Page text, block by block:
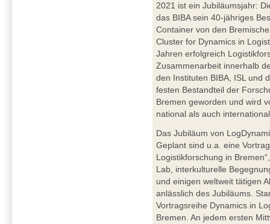
2021 ist ein Jubiläumsjahr:
das BIBA sein 40-jähriges
Container von den
Cluster for Dynamics in
Jahren erfolgreich
Zusammenarbeit innerhalb
den Instituten BIBA, ISL und
festen Bestandteil der
Bremen geworden und wird
national als auch
Das Jubiläum von
Geplant sind u.a. eine
Logistikforschung in
Lab, interkulturelle
und einigen weltweit tätigen
anlässlich des Jubiläums.
Vortragsreihe Dynamics in
Bremen. An jedem ersten